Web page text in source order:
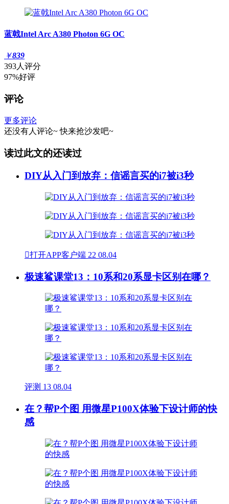
蓝戟Intel Arc A380 Photon 6G OC
￥839
393人评分
97%好评
评论
更多评论
还没有人评论~ 快来抢沙发吧~
读过此文的还读过
DIY从入门到放弃：信谣言买的i7被i3秒
打开APP客户端 22 08.04
极速鲨课堂13：10系和20系显卡区别在哪？
评测 13 08.04
在？帮P个图 用微星P100X体验下设计师的快
感